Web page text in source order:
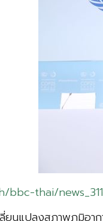
bbc-thai/
ยนแปลงสภาพภูมิอ